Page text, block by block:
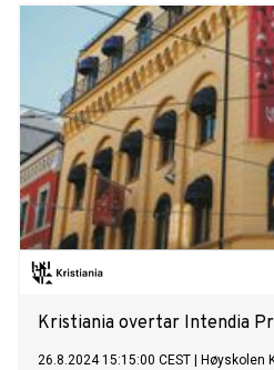
Kristiania overtar Intendia
26.8.2024 15:15:00 CEST Høyskolen